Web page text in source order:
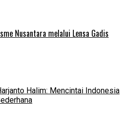
Nusantara melalui Lensa Gadis
Halim: Mencintai Indonesia